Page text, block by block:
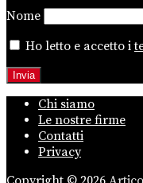
Nome
Ho letto e accetto i
Chi siamo
Le nostre firme
Contatti
Privacy